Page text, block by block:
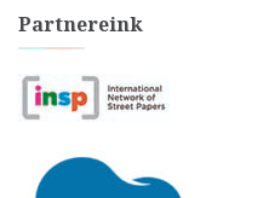
Partnereink